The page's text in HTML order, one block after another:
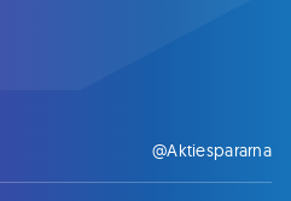
@Aktiespararna